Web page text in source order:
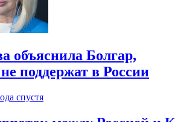
объяснила Болгар,
поддержат в России
спустя